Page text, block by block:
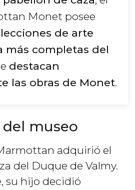
Monet posee
de arte
más completas del
destacan
las obras de Monet.
museo
adquirió el
del Duque de Valmy.
su hijo decidió